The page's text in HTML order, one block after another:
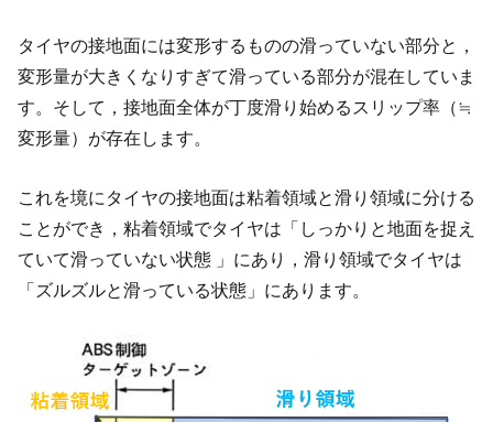
タイヤの接地面には変形するものの滑っていない部分と，
変形量が大きくなりすぎて滑っている部分が混在していま
す。そして，接地面全体が丁度滑り始めるスリップ率（≒
変形量）が存在します。
これを境にタイヤの接地面は粘着領域と滑り領域に分ける
ことができ，粘着領域でタイヤは「しっかりと地面を捉え
ていて滑っていない状態 」にあり，滑り領域でタイヤは
「ズルズルと滑っている状態」にあります。